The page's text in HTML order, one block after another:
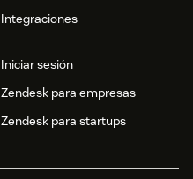
Integraciones
Iniciar sesión
Zendesk para empresas
Zendesk para startups